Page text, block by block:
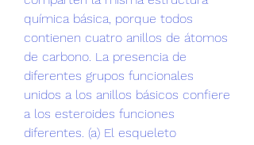
química básica, porque todos
contienen cuatro anillos de átomos
de carbono. La presencia de
diferentes grupos funcionales
unidos a los anillos básicos confiere
a los esteroides funciones
diferentes. (a) El esqueleto